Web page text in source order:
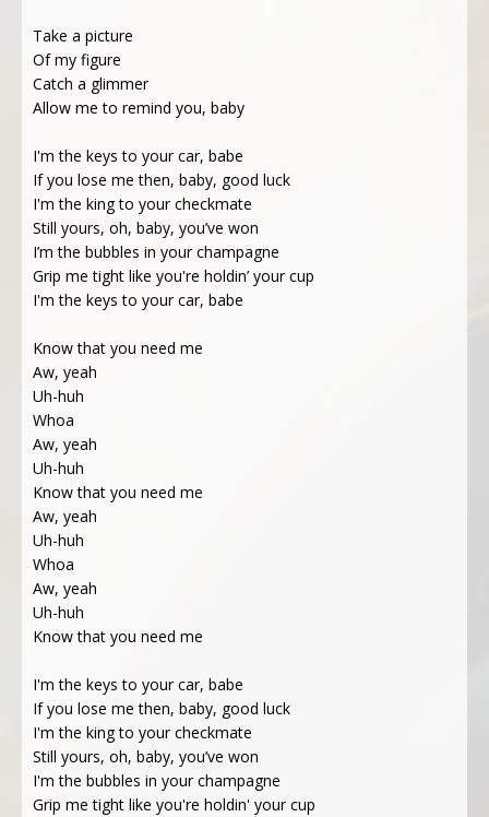
Take a picture
Of my figure
Catch a glimmer
Allow me to remind you, baby
I'm the keys to your car, babe
If you lose me then, baby, good luck
I'm the king to your checkmate
Still yours, oh, baby, you’ve won
I’m the bubbles in your champagne
Grip me tight like you're holdin’ your cup
I'm the keys to your car, babe
Know that you need me
Aw, yeah
Uh-huh
Whoa
Aw, yeah
Uh-huh
Know that you need me
Aw, yeah
Uh-huh
Whoa
Aw, yeah
Uh-huh
Know that you need me
I'm the keys to your car, babe
If you lose me then, baby, good luck
I'm the king to your checkmate
Still yours, oh, baby, you’ve won
I'm the bubbles in your champagne
Grip me tight like you're holdin' your cup